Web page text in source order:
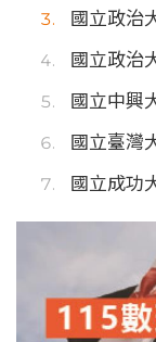
國立政治
國立政治
國立中興
國立臺灣
國立成功